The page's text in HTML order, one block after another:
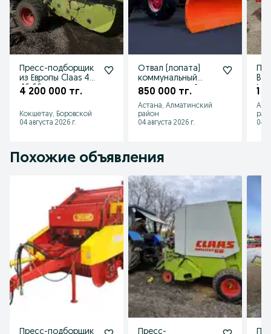
Пресс-подборщик
из Европы Claas 44
46 66 после
4 200 000 тг.
Кокшетау, Боровской
04 августа 2026 г.
Отвал (лопата)
коммунальный
универсальный
МТЗ LOVOL YTO
850 000 тг.
Астана, Алматинский
район
04 августа 2026 г.
1
04
Похожие объявления
Пресс-подборщик Пресс-